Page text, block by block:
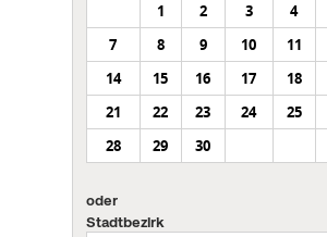
1
2 3 4
7
8 9 10 11
14
15 16 17 18
21
22 23 24 25
28
29 30
oder
Stadtbezirk